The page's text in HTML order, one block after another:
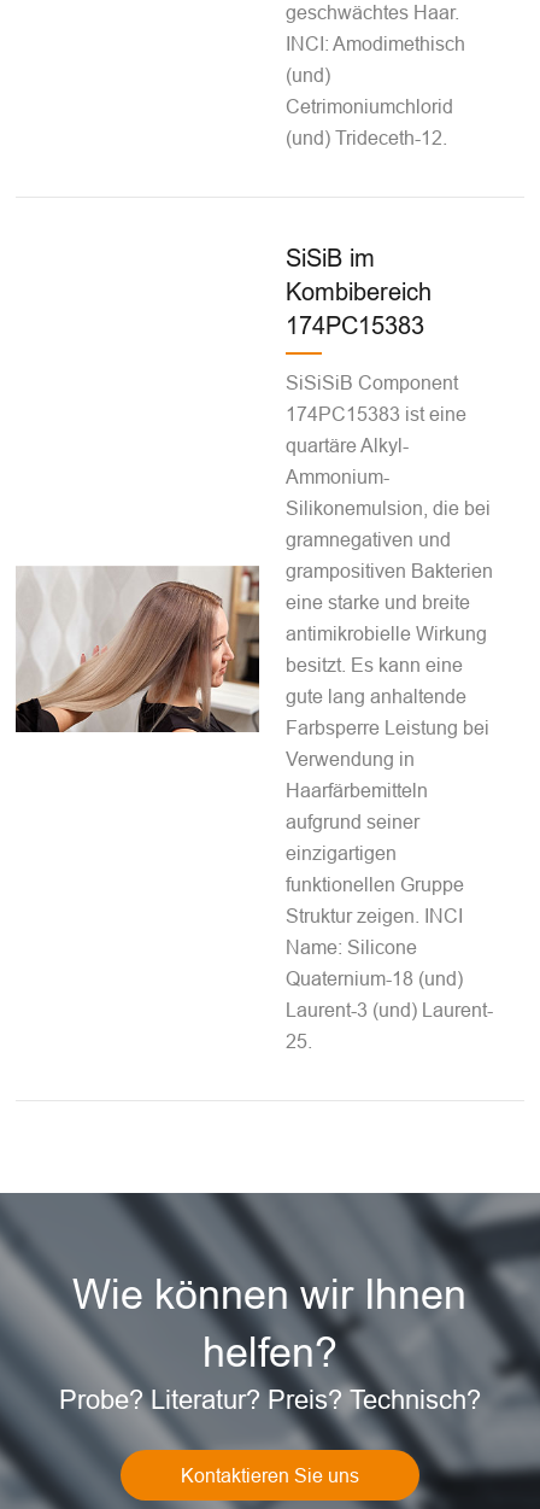
geschwächtes Haar.
INCI: Amodimethisch
(und)
Cetrimoniumchlorid
(und) Trideceth-12.
SiSiB im
Kombibereich
174PC15383
SiSiSiB Component
174PC15383 ist eine
quartäre Alkyl-
Ammonium-
Silikonemulsion, die bei
gramnegativen und
grampositiven Bakterien
eine starke und breite
antimikrobielle Wirkung
besitzt. Es kann eine
gute lang anhaltende
Farbsperre Leistung bei
Verwendung in
Haarfärbemitteln
aufgrund seiner
einzigartigen
funktionellen Gruppe
Struktur zeigen. INCI
Name: Silicone
Quaternium-18 (und)
Laurent-3 (und) Laurent-
25.
Wie können wir Ihnen
helfen?
Probe? Literatur? Preis? Technisch?
Kontaktieren Sie uns